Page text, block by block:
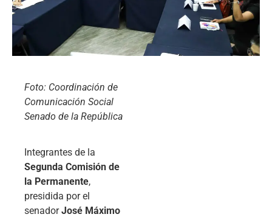
Foto: Coordinación de
Comunicación Social
Senado de la República
Integrantes de la
Segunda Comisión de
la Permanente,
presidida por el
senadorJosé Máximo